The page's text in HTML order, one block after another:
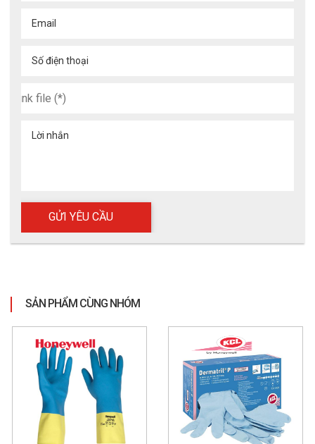
Găng tay Nitrile dùng một lần 24cm
XEM CHI TIẾT
Găng tay Nitrile dùng một lần 24cm
Email
Số điện thoại
Lời nhắn
SẢN PHẨM CÙNG NHÓM